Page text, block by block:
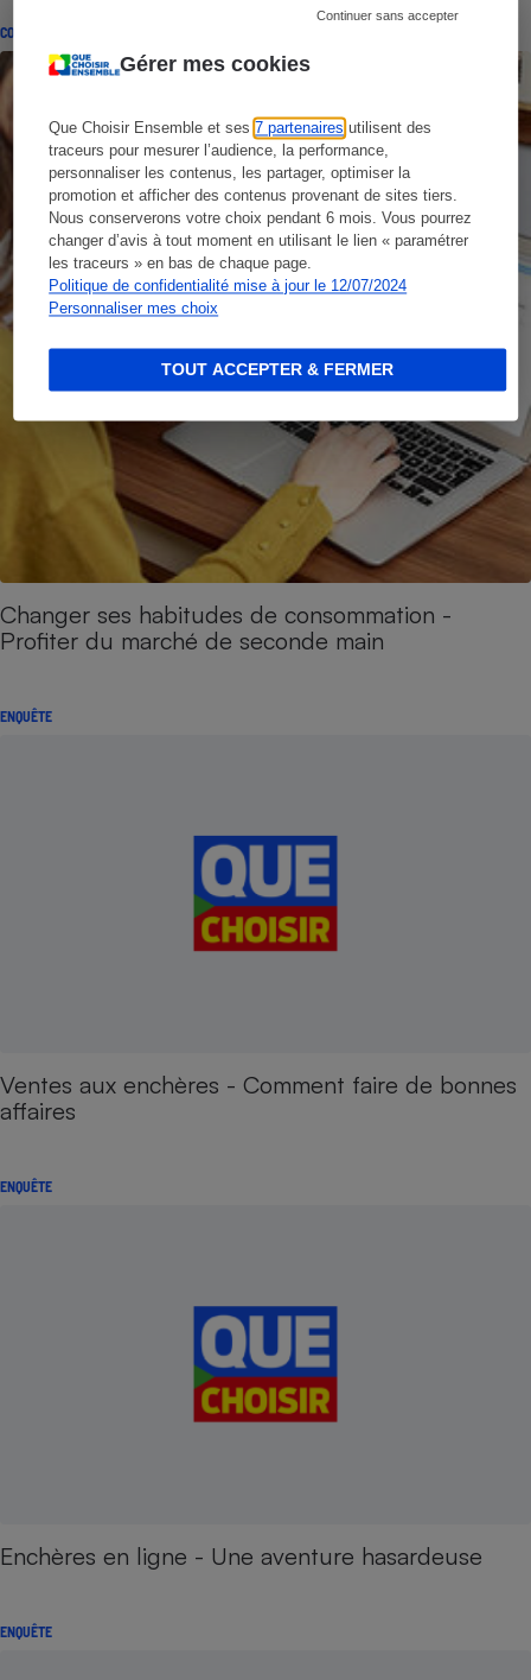
Gérer mes cookies
Que Choisir Ensemble et ses7 partenaires utilisent des
traceurs pour mesurer l’audience, la performance,
personnaliser les contenus, les partager, optimiser la
promotion et afficher des contenus provenant de sites tiers.
Nous conserverons votre choix pendant 6 mois. Vous pourrez
changer d’avis à tout moment en utilisant le lien « paramétrer
les traceurs » en bas de chaque page.
Politique de confidentialité mise à jour le 12/07/2024
Personnaliser mes choix
Continuer sans accepter
TOUT ACCEPTER & FERMER
CONSEILS
Changer ses habitudes de consommation -
Profiter du marché de seconde main
ENQUÊTE
Ventes aux enchères - Comment faire de bonnes
affaires
ENQUÊTE
Enchères en ligne - Une aventure hasardeuse
ENQUÊTE